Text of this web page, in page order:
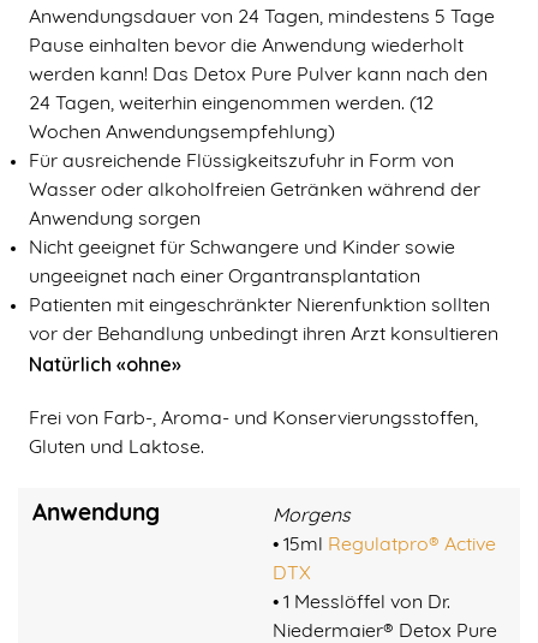
Anwendungsdauer von 24 Tagen, mindestens 5 Tage
Pause einhalten bevor die Anwendung wiederholt
werden kann! Das Detox Pure Pulver kann nach den
24 Tagen, weiterhin eingenommen werden. (12
Wochen Anwendungsempfehlung)
Für ausreichende Flüssigkeitszufuhr in Form von
Wasser oder alkoholfreien Getränken während der
Anwendung sorgen
Nicht geeignet für Schwangere und Kinder sowie
ungeeignet nach einer Organtransplantation
Patienten mit eingeschränkter Nierenfunktion sollten
vor der Behandlung unbedingt ihren Arzt konsultieren
Natürlich «ohne»
Frei von Farb-, Aroma- und Konservierungsstoffen,
Gluten und Laktose.
Anwendung
Morgens
• 15ml
Regulatpro® Active
DTX
• 1 Messlöffel von Dr.
Niedermaier® Detox Pure